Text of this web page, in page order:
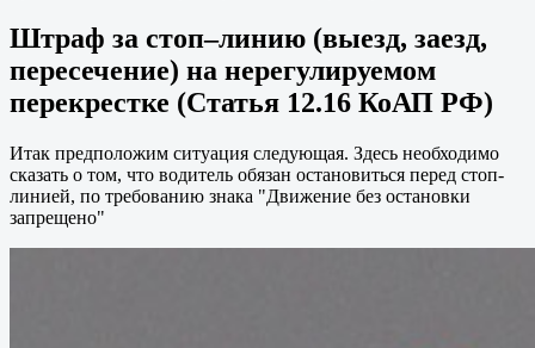
Штраф за стоп–линию (выезд, заезд,
пересечение) на нерегулируемом
перекрестке (Статья 12.16 КоАП РФ)
Итак предположим ситуация следующая. Здесь необходимо
сказать о том, что водитель обязан остановиться перед стоп-
линией, по требованию знака "Движение без остановки
запрещено"